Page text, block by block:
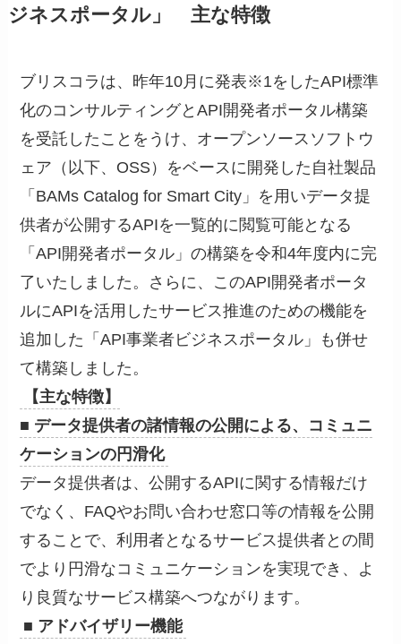
ジネスポータル」 主な特徴
ブリスコラは、昨年10月に発表※1をしたAPI標準
化のコンサルティングとAPI開発者ポータル構築
を受託したことをうけ、オープンソースソフトウ
ェア（以下、OSS）をベースに開発した自社製品
「BAMs Catalog for Smart City」を用いデータ提
供者が公開するAPIを一覧的に閲覧可能となる
「API開発者ポータル」の構築を令和4年度内に完
了いたしました。さらに、このAPI開発者ポータ
ルにAPIを活用したサービス推進のための機能を
追加した「API事業者ビジネスポータル」も併せ
て構築しました。
【主な特徴】
■ データ提供者の諸情報の公開による、コミュニ
ケーションの円滑化
データ提供者は、公開するAPIに関する情報だけ
でなく、FAQやお問い合わせ窓口等の情報を公開
することで、利用者となるサービス提供者との間
でより円滑なコミュニケーションを実現でき、よ
り良質なサービス構築へつながります。
■ アドバイザリー機能